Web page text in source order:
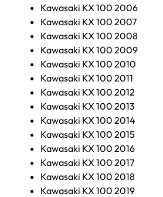
Kawasaki KX 100 2006
Kawasaki KX 100 2007
Kawasaki KX 100 2008
Kawasaki KX 100 2009
Kawasaki KX 100 2010
Kawasaki KX 100 2011
Kawasaki KX 100 2012
Kawasaki KX 100 2013
Kawasaki KX 100 2014
Kawasaki KX 100 2015
Kawasaki KX 100 2016
Kawasaki KX 100 2017
Kawasaki KX 100 2018
Kawasaki KX 100 2019